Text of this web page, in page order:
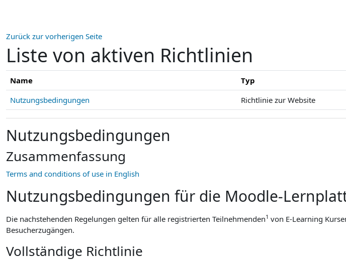
Zurück zur vorherigen Seite
Liste von aktiven Richtlinien
Name Typ
Nutzungsbedingungen
Richtlinie zur Website
Nutzungsbedingungen
Zusammenfassung
Terms and conditions of use in English
Nutzungsbedingungen für die Moodle-
Die nachstehenden Regelungen gelten für alle registrierten Teilnehmenden1 von E-Learning
Besucherzugängen.
Vollständige Richtlinie